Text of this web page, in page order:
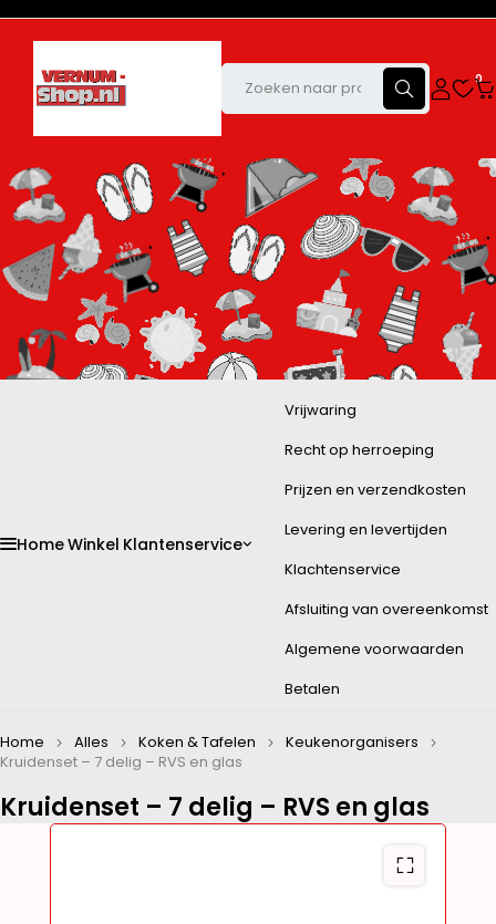
0
HomeWinkel Klantenservice
Vrijwaring
Recht op herroeping
Prijzen en verzendkosten
Levering en levertijden
Klachtenservice
Afsluiting van overeenkomst
Algemene voorwaarden
Betalen
Kruidenset – 7 delig – RVS en glas
Home Alles Koken & Tafelen
Keukenorganisers
Kruidenset – 7 delig – RVS en glas